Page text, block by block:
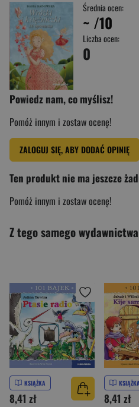
Średnia ocen:
~ /10
Liczba ocen:
0
Powiedz nam, co myślisz!
Pomóż innym i zostaw ocenę!
ZALOGUJ SIĘ, ABY DODAĆ OPINIĘ
Ten produkt nie ma jeszcze
Pomóż innym i zostaw ocenę!
Z tego samego wydawnictwa
KSIĄŻKA
8,41 zł
KSIĄŻKA
8,41 zł